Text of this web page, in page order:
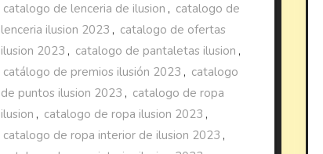
catalogo de lenceria de ilusion , catalogo de
lenceria ilusion 2023 , catalogo de ofertas
ilusion 2023 , catalogo de pantaletas ilusion ,
catálogo de premios ilusión 2023 , catalogo
de puntos ilusion 2023 , catalogo de ropa
ilusion , catalogo de ropa ilusion 2023 ,
catalogo de ropa interior de ilusion 2023 ,